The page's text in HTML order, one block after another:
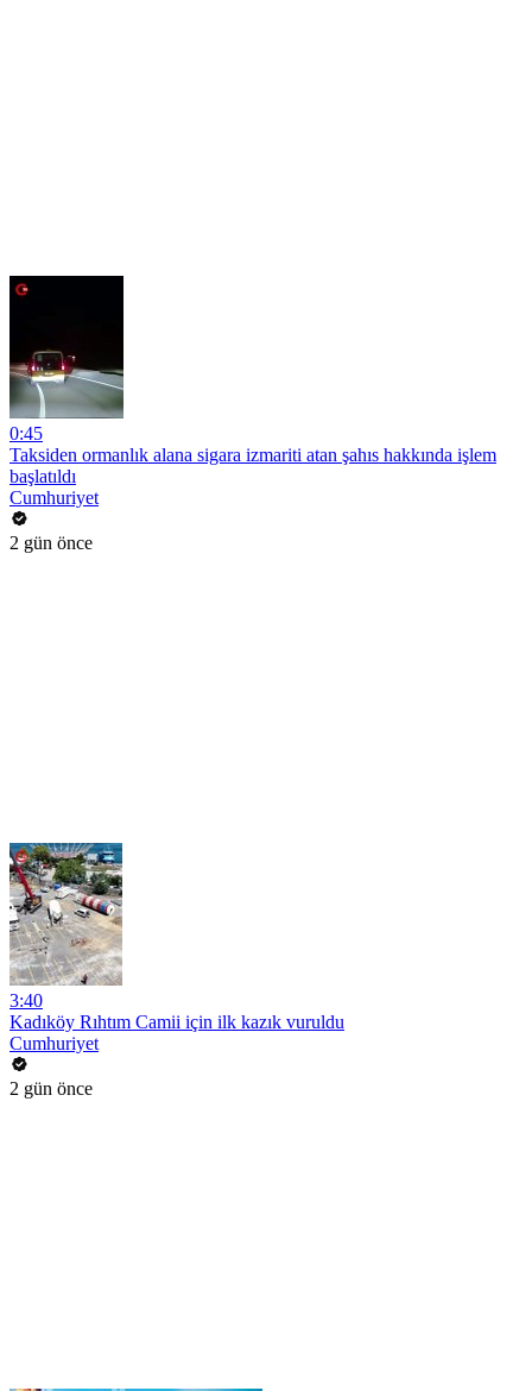
0:45
Taksiden ormanlık alana sigara izmariti atan şahıs hakkında işlem
başlatıldı
Cumhuriyet
2 gün önce
3:40
Kadıköy Rıhtım Camii için ilk kazık vuruldu
Cumhuriyet
2 gün önce